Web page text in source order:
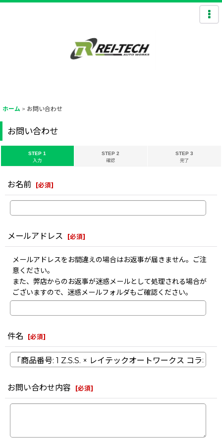
ホーム > お問い合わせ
お問い合わせ
STEP 1
入力
STEP 2
確認
STEP 3
完了
お名前 [必須]
メールアドレス [必須]
メールアドレスをお間違えの場合はお返事が届きません。ご注
意ください。
また、弊店からのお返事が迷惑メールとして処理される場合が
ございますので、迷惑メールフォルダもご確認ください。
件名 [必須]
お問い合わせ内容 [必須]